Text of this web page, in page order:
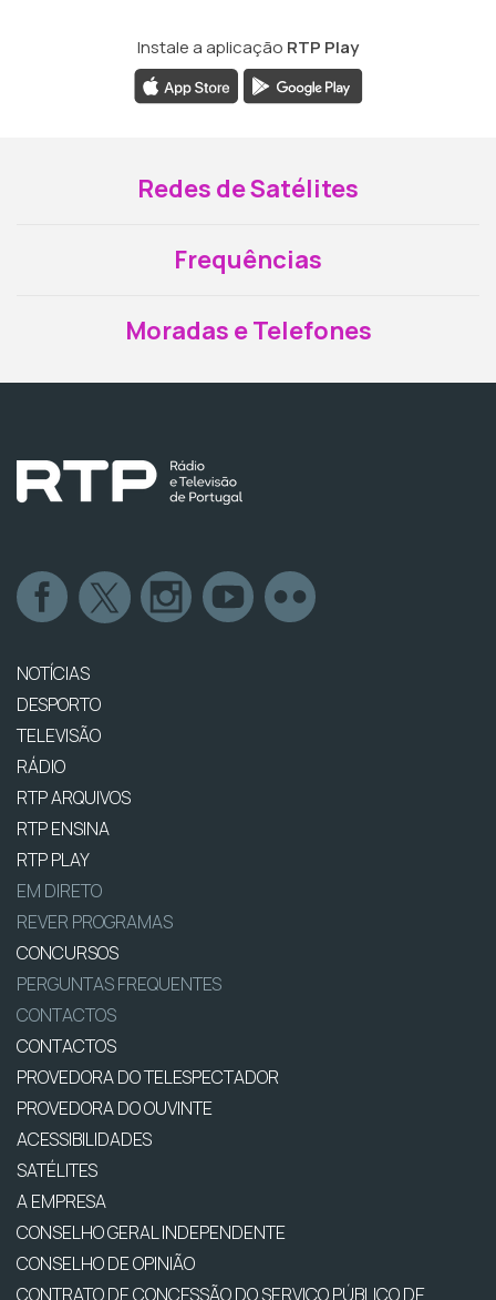
Instale a aplicação RTP Play
Redes de Satélites
Frequências
Moradas e Telefones
NOTÍCIAS
DESPORTO
TELEVISÃO
RÁDIO
RTP ARQUIVOS
RTP ENSINA
RTP PLAY
EM DIRETO
REVER PROGRAMAS
CONCURSOS
PERGUNTAS FREQUENTES
CONTACTOS
CONTACTOS
PROVEDORA DO TELESPECTADOR
PROVEDORA DO OUVINTE
ACESSIBILIDADES
SATÉLITES
A EMPRESA
CONSELHO GERAL INDEPENDENTE
CONSELHO DE OPINIÃO
CONTRATO DE CONCESSÃO DO SERVIÇO PÚBLICO DE